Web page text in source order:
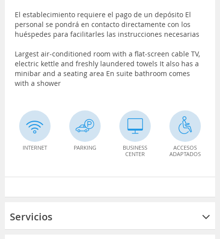
El establecimiento requiere el pago de un depósito El
personal se pondrá en contacto directamente con los
huéspedes para facilitarles las instrucciones necesarias
Largest air-conditioned room with a flat-screen cable TV,
electric kettle and freshly laundered towels It also has a
minibar and a seating area En suite bathroom comes
with a shower
INTERNET PARKING
BUSINESS
CENTER
ACCESOS
ADAPTADOS
Servicios